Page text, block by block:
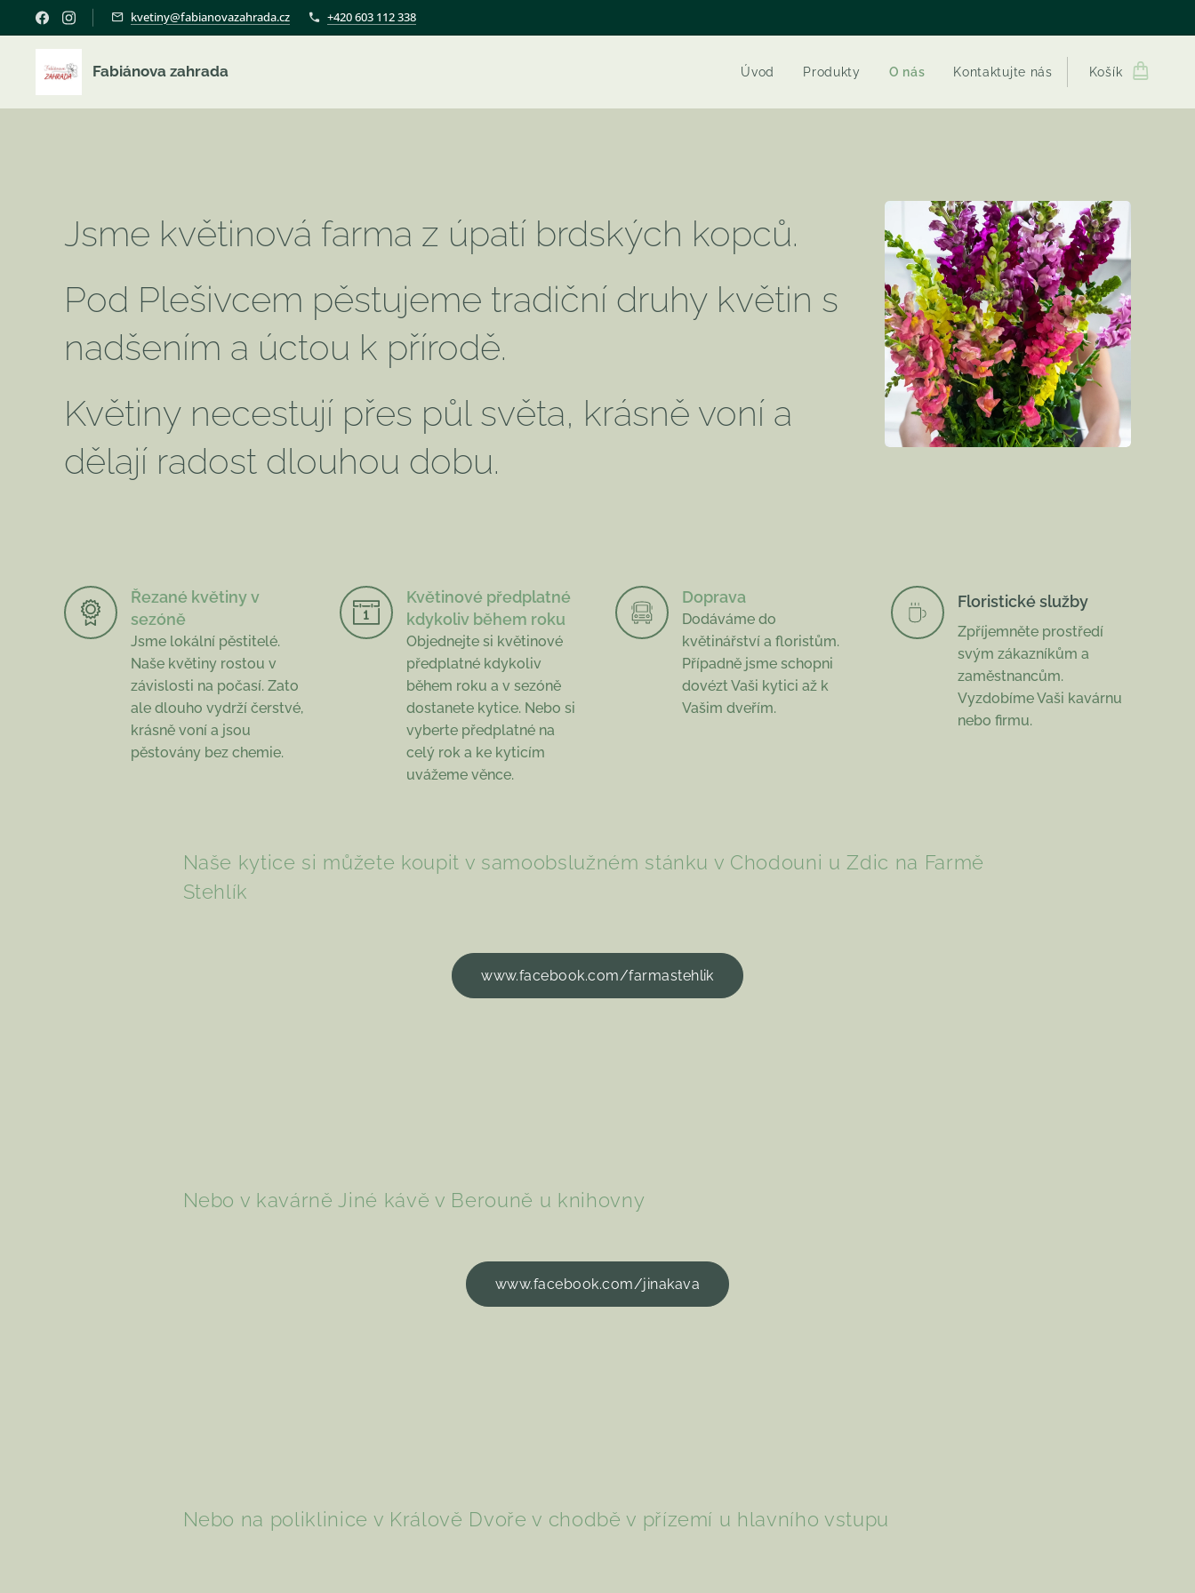
kvetiny@fabianovazahrada.cz +420 603 112 338
Fabiánova zahrada Úvod Produkty O nás Kontaktujte nás Košík
Jsme květinová farma z úpatí brdských kopců.
Pod Plešivcem pěstujeme tradiční druhy květin s
nadšením a úctou k přírodě.
Květiny necestují přes půl světa, krásně voní a
dělají radost dlouhou dobu.
Řezané květiny v
sezóně
Jsme lokální pěstitelé.
Naše květiny rostou v
závislosti na počasí. Zato
ale dlouho vydrží čerstvé,
krásně voní a jsou
pěstovány bez chemie.
Květinové předplatné
kdykoliv během roku
Objednejte si květinové
předplatné kdykoliv
během roku a v sezóně
dostanete kytice. Nebo si
vyberte předplatné na
celý rok a ke kyticím
uvážeme věnce.
Doprava
Dodáváme do
květinářství a floristům.
Případně jsme schopni
dovézt Vaši kytici až k
Vašim dveřím.
Floristické služby
Zpříjemněte prostředí
svým zákazníkům a
zaměstnancům.
Vyzdobíme Vaši kavárnu
nebo firmu.
Naše kytice si můžete koupit v samoobslužném stánku v Chodouni u Zdic na Farmě
Stehlík
www.facebook.com/farmastehlik
Nebo v kavárně Jiné kávě v Berouně u knihovny
www.facebook.com/jinakava
Nebo na poliklinice v Králově Dvoře v chodbě v přízemí u hlavního vstupu